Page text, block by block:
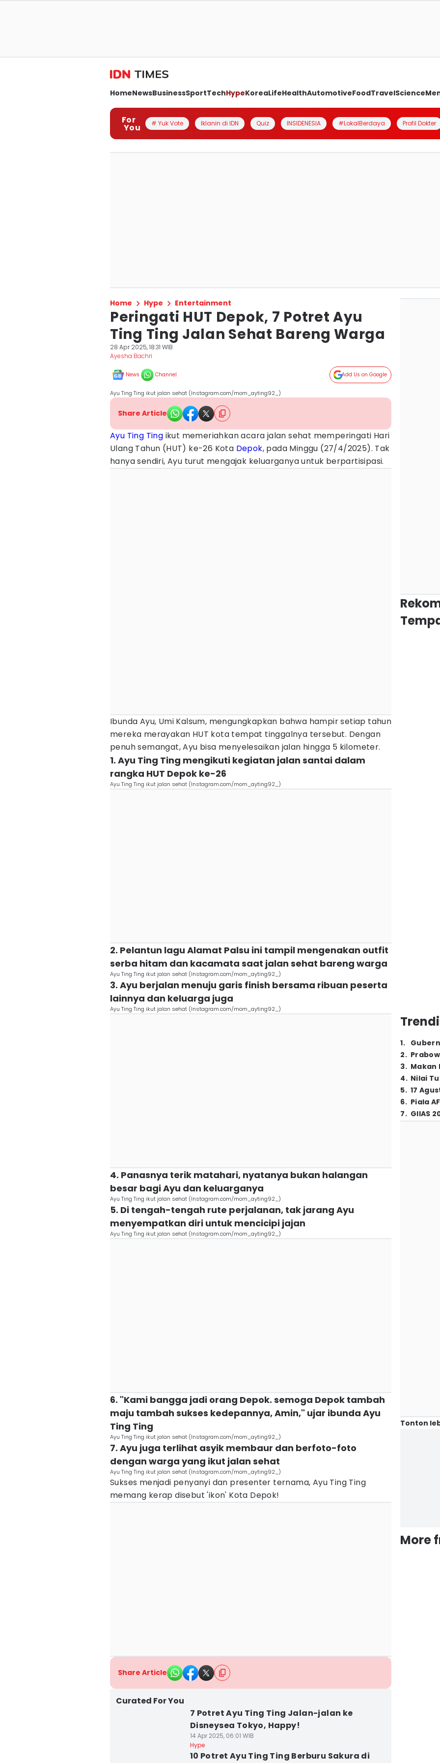
HomeNewsBusinessSportTechHypeKoreaLifeHealthAutomotiveFoodTravelScience
For
You # Yuk Vote Iklanin di IDN Quiz INSIDENESIA #LokalBerdaya Profil Dokter
Home Hype Entertainment
Peringati HUT Depok, 7 Potret Ayu
Ting Ting Jalan Sehat Bareng Warga
28 Apr 2025, 18:31 WIB
Ayesha Bachri
News Channel Add Us on Google
Ayu Ting Ting ikut jalan sehat (Instagram.com/mom_ayting92_)
Share Article
Ayu Ting Ting ikut memeriahkan acara jalan sehat memperingati Hari
Ulang Tahun (HUT) ke-26 Kota Depok, pada Minggu (27/4/2025). Tak
hanya sendiri, Ayu turut mengajak keluarganya untuk berpartisipasi.
Ibunda Ayu, Umi Kalsum, mengungkapkan bahwa hampir setiap tahun
mereka merayakan HUT kota tempat tinggalnya tersebut. Dengan
penuh semangat, Ayu bisa menyelesaikan jalan hingga 5 kilometer.
1. Ayu Ting Ting mengikuti kegiatan jalan santai dalam
rangka HUT Depok ke-26
Ayu Ting Ting ikut jalan sehat (Instagram.com/mom_ayting92_)
2. Pelantun lagu Alamat Palsu ini tampil mengenakan outfit
serba hitam dan kacamata saat jalan sehat bareng warga
Ayu Ting Ting ikut jalan sehat (Instagram.com/mom_ayting92_)
3. Ayu berjalan menuju garis finish bersama ribuan peserta
lainnya dan keluarga juga
Ayu Ting Ting ikut jalan sehat (Instagram.com/mom_ayting92_)
4. Panasnya terik matahari, nyatanya bukan halangan
besar bagi Ayu dan keluarganya
Ayu Ting Ting ikut jalan sehat (Instagram.com/mom_ayting92_)
5. Di tengah-tengah rute perjalanan, tak jarang Ayu
menyempatkan diri untuk mencicipi jajan
Ayu Ting Ting ikut jalan sehat (Instagram.com/mom_ayting92_)
6. "Kami bangga jadi orang Depok. semoga Depok tambah
maju tambah sukses kedepannya, Amin," ujar ibunda Ayu
Ting Ting
Ayu Ting Ting ikut jalan sehat (Instagram.com/mom_ayting92_)
7. Ayu juga terlihat asyik membaur dan berfoto-foto
dengan warga yang ikut jalan sehat
Ayu Ting Ting ikut jalan sehat (Instagram.com/mom_ayting92_)
Sukses menjadi penyanyi dan presenter ternama, Ayu Ting Ting
memang kerap disebut 'ikon' Kota Depok!
Share Article
Curated For You
7 Potret Ayu Ting Ting Jalan-jalan ke
Disneysea Tokyo, Happy!
14 Apr 2025, 06:01 WIB
Hype
10 Potret Ayu Ting Ting Berburu Sakura di
1.
2.
3. Makan
4. Nilai
5. 17
6. Piala
7. GIIAS
Tonton
More